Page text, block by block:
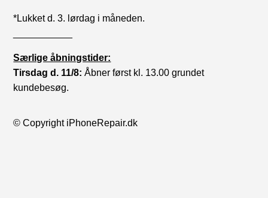
*Lukket d. 3. lørdag i måneden.
Særlige åbningstider:
Tirsdag d. 11/8: Åbner først kl. 13.00 grundet
kundebesøg.
© Copyright iPhoneRepair.dk